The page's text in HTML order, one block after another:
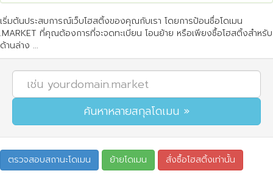
เริ่มต้นประสบการณ์เว็บโฮสติ้งของคุณกับเรา โดยการป้อนชื่อโดเมน
.MARKET ที่คุณต้องการที่จะจดทะเบียน โอนย้าย หรือเพียงซื้อโฮสติ้งสำหรับ
ด้านล่าง ...